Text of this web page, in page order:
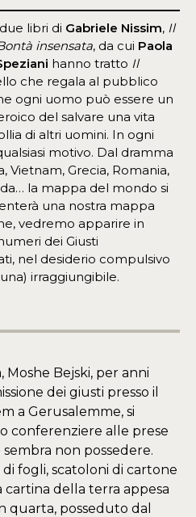
libri di Gabriele Nissim, Il
insensata, da cui Paola
hanno tratto Il
che regala al pubblico
ogni uomo può essere un
del salvare una vita
di altri uomini. In ogni
motivo. Dal dramma
Vietnam, Grecia, Romania,
la mappa del mondo si
una nostra mappa
vedremo apparire in
dei Giusti
nel desiderio compulsivo
irraggiungibile.
Moshe Bejski, per anni
dei giusti presso il
a Gerusalemme, si
conferenziere alle prese
non possedere.
fogli, scatoloni di cartone
della terra appesa
quarta, posseduto dal